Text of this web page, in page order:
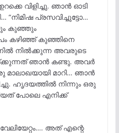
വിളിച്ചു. ഞാൻ ഓടി
പ്രസവിച്ചുട്ടോ…
കുഞ്ഞും
കഴിഞ്ഞ് കുഞ്ഞിനെ
നിൽക്കുന്ന അവരുടെ
ഞാൻ കണ്ടു. അവർ
മാലാഖയായി മാറി… ഞാൻ
ഹൃദയത്തിൽ നിന്നും ഒരു
പോലെ എനിക്ക്
അത് എന്റെ